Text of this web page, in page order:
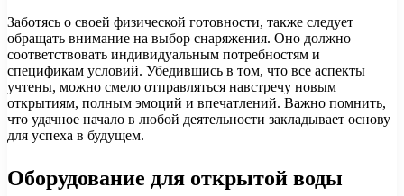
Заботясь о своей физической готовности, также следует
обращать внимание на выбор снаряжения. Оно должно
соответствовать индивидуальным потребностям и
спецификам условий. Убедившись в том, что все аспекты
учтены, можно смело отправляться навстречу новым
открытиям, полным эмоций и впечатлений. Важно помнить,
что удачное начало в любой деятельности закладывает основу
для успеха в будущем.
Оборудование для открытой воды